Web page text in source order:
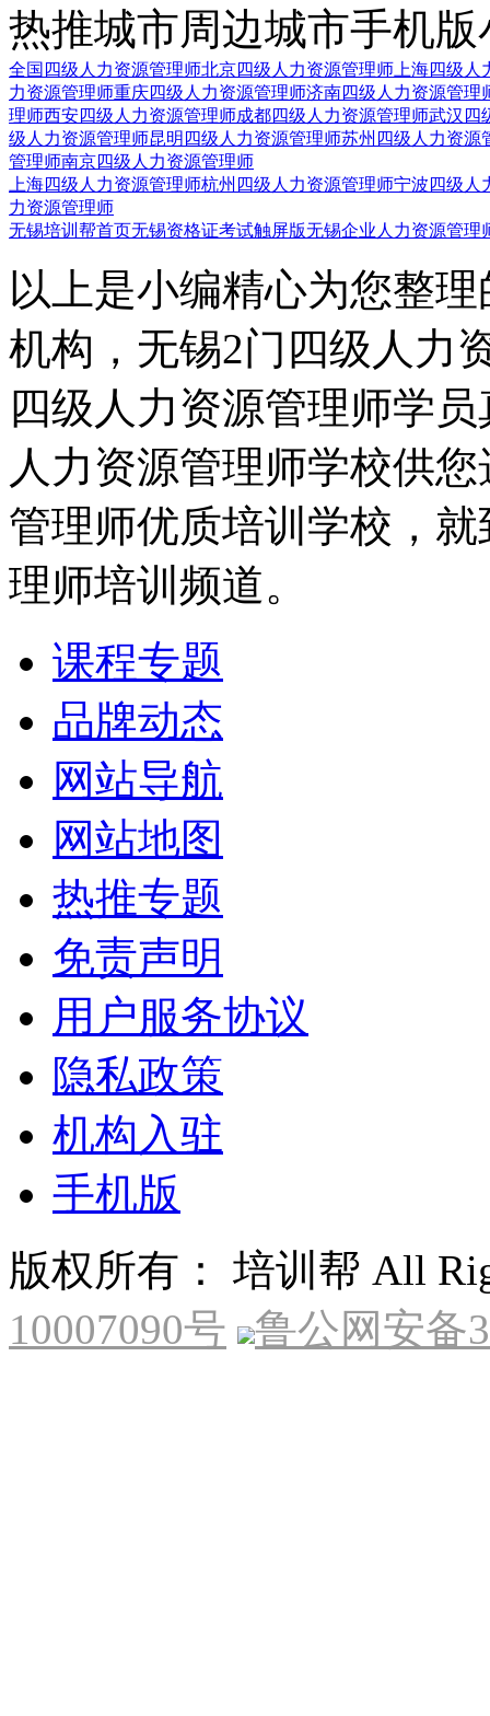
热推城市周边城市手机版
全国四级人力资源管理师北京四级人力资源管理师 上海四级
力资源管理师重庆四级人力资源管理师济南四级人力资源管理
理师西安四级人力资源管理师成都四级人力资源管理师武汉四
级人力资源管理师昆明四级人力资源管理师苏州四级人力资源
管理师南京四级人力资源管理师
上海四级人力资源管理师杭州四级人力资源管理师宁波四级人
力资源管理师
无锡培训帮首页无锡资格证考试触屏版无锡企业人力资源管理
以上是小编精心为您整
机构，无锡2门四级人力
四级人力资源管理师学
人力资源管理师学校供
管理师优质培训学校，
理师培训频道。
课程专题
品牌动态
网站导航
网站地图
热推专题
免责声明
用户服务协议
隐私政策
机构入驻
手机版
版权所有： 培训帮 All
10007090号
鲁公网安备